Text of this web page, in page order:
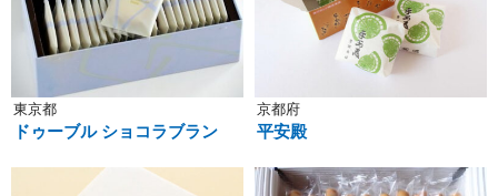
東京都
ドゥーブル ショコラブラン
京都府
平安殿